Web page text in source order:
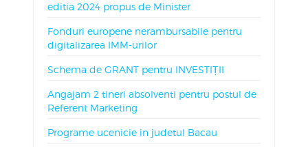
editia 2024 propus de Minister
Fonduri europene nerambursabile pentru
digitalizarea IMM-urilor
Schema de GRANT pentru INVESTIȚII
Angajam 2 tineri absolventi pentru postul de
Referent Marketing
Programe ucenicie in judetul Bacau